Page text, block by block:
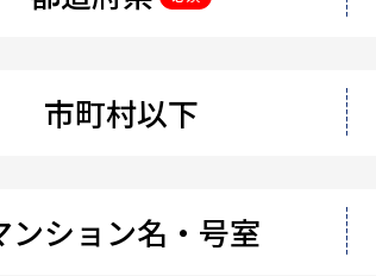
市町村以下
ンション名・号室